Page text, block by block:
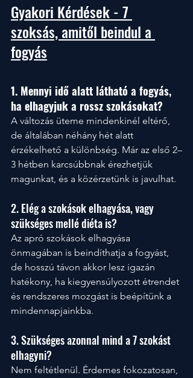
Gyakori Kérdések - 7
szoksás, amitől beindul a
fogyás
1. Mennyi idő alatt látható a fogyás,
ha elhagyjuk a rossz szokásokat?
A változás üteme mindenkinél eltérő,
de általában néhány hét alatt
érzékelhető a különbség. Már az első 2–
3 hétben karcsúbbnak érezhetjük
magunkat, és a közérzetünk is javulhat.
2. Elég a szokások elhagyása, vagy
szükséges mellé diéta is?
Az apró szokások elhagyása
önmagában is beindíthatja a fogyást,
de hosszú távon akkor lesz igazán
hatékony, ha kiegyensúlyozott étrendet
és rendszeres mozgást is beépítünk a
mindennapjainkba.
3. Szükséges azonnal mind a 7 szokást
elhagyni?
Nem feltétlenül. Érdemes fokozatosan,